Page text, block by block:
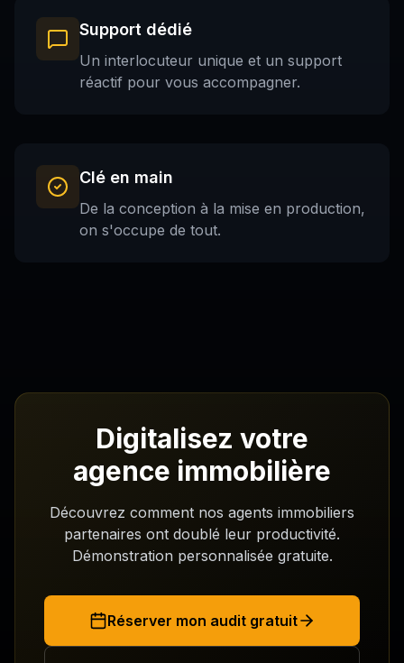
Support dédié
Un interlocuteur unique et un support
réactif pour vous accompagner.
Clé en main
De la conception à la mise en production,
on s'occupe de tout.
Digitalisez votre
agence immobilière
Découvrez comment nos agents immobiliers
partenaires ont doublé leur productivité.
Démonstration personnalisée gratuite.
Réserver mon audit gratuit